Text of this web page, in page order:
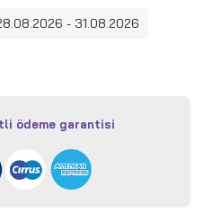
- 31.08.2026
ödeme garantisi